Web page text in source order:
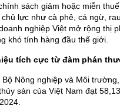
sách giảm hoặc miễn
chủ lực như cà phê, cá ngừ,
nghiệp Việt mở rộng thị
khó tính hàng đầu thế giới.
tích cực từ đàm phán
Bộ Nông nghiệp và Môi
sản của Việt Nam đạt